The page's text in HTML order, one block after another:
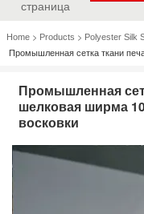
страница
Home > Products > Polyester Silk
Промышленная сетка ткани
Промышленная
шелковая ширма
восковки